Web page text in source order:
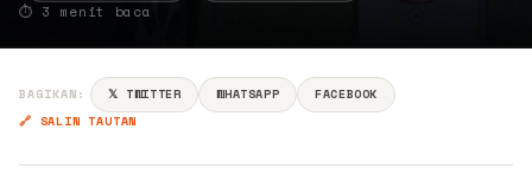
⏱ 3 menit baca
BAGIKAN: 𝕏 TWITTER WHATSAPP
FACEBOOK
🔗 SALIN TAUTAN